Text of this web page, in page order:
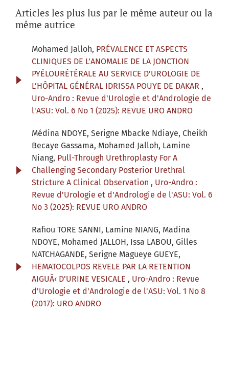
Articles les plus lus par le même auteur ou la
même autrice
Mohamed Jalloh, PRÉVALENCE ET ASPECTS
CLINIQUES DE L’ANOMALIE DE LA JONCTION
PYÉLOURÉTÉRALE AU SERVICE D’UROLOGIE DE
L’HÔPITAL GÉNÉRAL IDRISSA POUYE DE DAKAR ,
Uro-Andro : Revue d'Urologie et d'Andrologie de
l'ASU: Vol. 6 No 1 (2025): REVUE URO ANDRO
Médina NDOYE, Serigne Mbacke Ndiaye, Cheikh
Becaye Gassama, Mohamed Jalloh, Lamine
Niang, Pull-Through Urethroplasty For A
Challenging Secondary Posterior Urethral
Stricture A Clinical Observation , Uro-Andro :
Revue d'Urologie et d'Andrologie de l'ASU: Vol. 6
No 3 (2025): REVUE URO ANDRO
Rafiou TORE SANNI, Lamine NIANG, Madina
NDOYE, Mohamed JALLOH, Issa LABOU, Gilles
NATCHAGANDE, Serigne Magueye GUEYE,
HEMATOCOLPOS REVELE PAR LA RETENTION
AIGUÃ‹ D’URINE VESICALE , Uro-Andro : Revue
d'Urologie et d'Andrologie de l'ASU: Vol. 1 No 8
(2017): URO ANDRO